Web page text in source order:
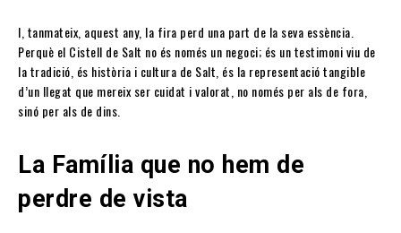
I, tanmateix, aquest any, la fira perd una part de la seva essència.
Perquè el Cistell de Salt no és només un negoci; és un testimoni viu de
la tradició, és història i cultura de Salt, és la representació tangible
d’un llegat que mereix ser cuidat i valorat, no només per als de fora,
sinó per als de dins.
La Família que no hem de
perdre de vista